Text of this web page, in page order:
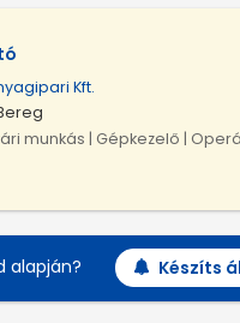
Kft.
munkás | Gépkezelő |
alapján? Készíts